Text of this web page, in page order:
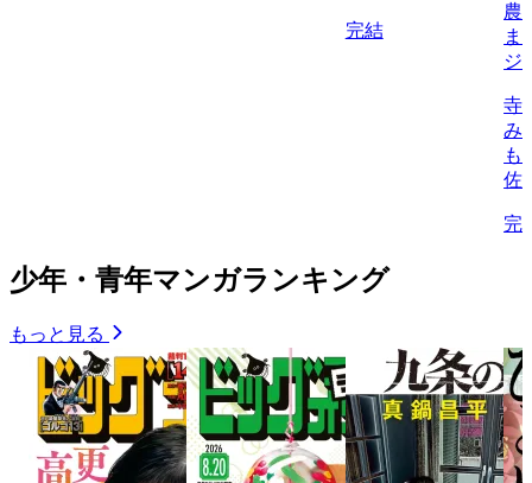
完結
農
ま
ジ
寺
み
も
佐
完
少年・青年マンガランキング
もっと見る